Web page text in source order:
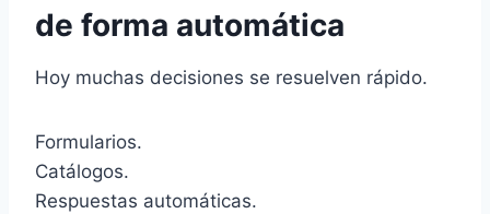
de forma automática
Hoy muchas decisiones se resuelven rápido.
Formularios.
Catálogos.
Respuestas automáticas.